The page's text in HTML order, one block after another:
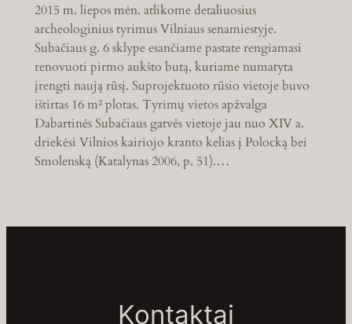
2015 m. liepos mėn. atlikome detaliuosius
archeologinius tyrimus Vilniaus senamiestyje.
Subačiaus g. 6 sklype esančiame pastate rengiamasi
renovuoti pirmo aukšto butą, kuriame numatyta
įrengti naują rūsį. Suprojektuoto rūsio vietoje buvo
ištirtas 16 m² plotas. Tyrimų vietos apžvalga
Dabartinės Subačiaus gatvės vietoje jau nuo XIV a.
driekėsi Vilnios kairiojo kranto kelias į Polocką bei
Smolenską (Katalynas 2006, p. 51).…
Kontaktai